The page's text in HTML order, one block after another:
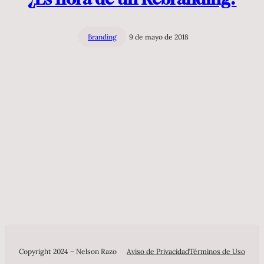
Branding 9 de mayo de 2018
Copyright 2024 – Nelson Razo Aviso de PrivacidadTérminos de Uso